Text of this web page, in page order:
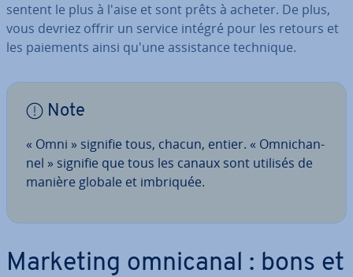
sentent le plus à l'aise et sont prêts à acheter. De plus,
vous devriez offrir un service intégré pour les retours et
les paiements ainsi qu'une as­sis­tance technique.
Note
« Omni » signifie tous, chacun, entier. « Om­ni­chan­
nel » signifie que tous les canaux sont utilisés de
manière globale et imbriquée.
Marketing omnicanal : bons et